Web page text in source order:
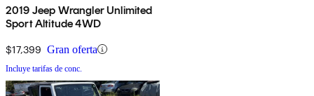
2019 Jeep Wrangler Unlimited
Sport Altitude 4WD
$17,399 Gran oferta
Incluye tarifas de conc.